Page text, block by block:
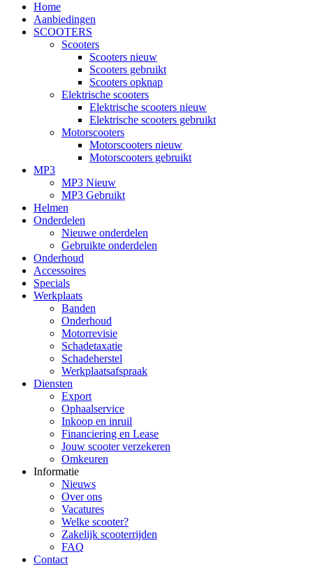
Home
Aanbiedingen
SCOOTERS
Scooters
Scooters nieuw
Scooters gebruikt
Scooters opknap
Elektrische scooters
Elektrische scooters nieuw
Elektrische scooters gebruikt
Motorscooters
Motorscooters nieuw
Motorscooters gebruikt
MP3
MP3 Nieuw
MP3 Gebruikt
Helmen
Onderdelen
Nieuwe onderdelen
Gebruikte onderdelen
Onderhoud
Accessoires
Specials
Werkplaats
Banden
Onderhoud
Motorrevisie
Schadetaxatie
Schadeherstel
Werkplaatsafspraak
Diensten
Export
Ophaalservice
Inkoop en inruil
Financiering en Lease
Jouw scooter verzekeren
Omkeuren
Informatie
Nieuws
Over ons
Vacatures
Welke scooter?
Zakelijk scooterrijden
FAQ
Contact